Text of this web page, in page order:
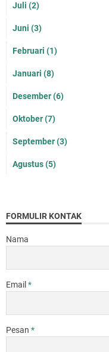
Juli (2)
Juni (3)
Februari (1)
Januari (8)
Desember(6)
Oktober(7)
September(3)
Agustus(5)
FORMULIR KONTAK
Nama
Email *
Pesan *